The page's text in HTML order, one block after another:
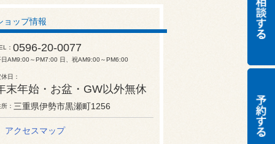
ョップ情報
0596-20-0077
日AM9:00～PM7:00 日、祝AM9:00～PM6:00
日
末年始・お盆・GW以外無休
所 三重県伊勢市黒瀬町1256
アクセスマップ